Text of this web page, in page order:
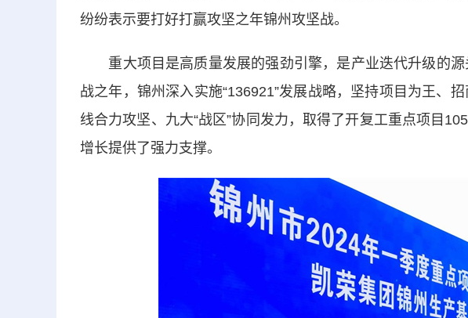
纷纷表示要打好打赢攻坚之年锦州攻坚战。
重大项目是高质量发展的强劲引擎，是产业迭代升级的源
战之年，锦州深入实施“136921”发展战略，坚持项目为王、
线合力攻坚、九大“战区”协同发力，取得了开复工重点项目
增长提供了强力支撑。